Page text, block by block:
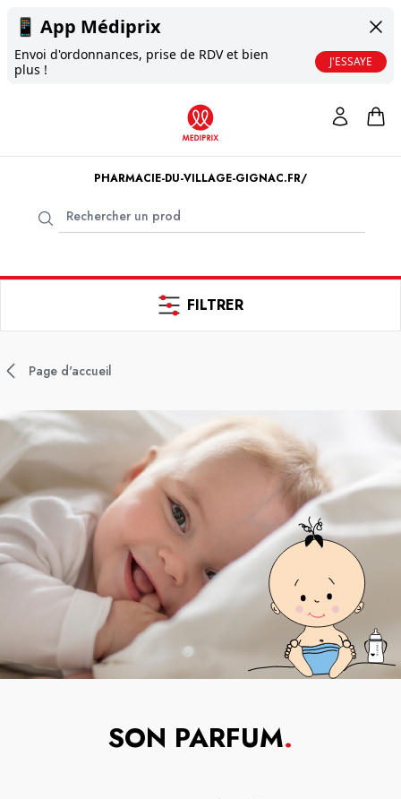
📱 App Médiprix
Envoi d'ordonnances, prise de RDV et bien
plus !
J'ESSAYE
PHARMACIE-DU-VILLAGE-GIGNAC.FR/
FILTRER
Page d'accueil
SON PARFUM.